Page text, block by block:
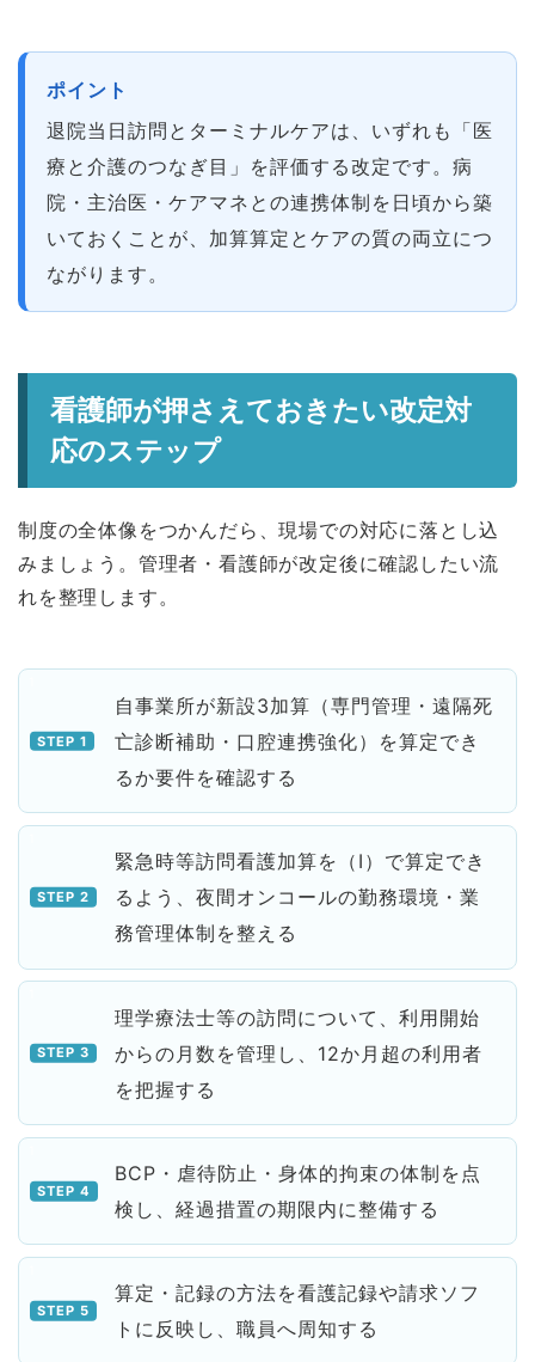
ポイント
退院当日訪問とターミナルケアは、いずれも「医
療と介護のつなぎ目」を評価する改定です。病
院・主治医・ケアマネとの連携体制を日頃から築
いておくことが、加算算定とケアの質の両立につ
ながります。
看護師が押さえておきたい改定対
応のステップ
制度の全体像をつかんだら、現場での対応に落とし込
みましょう。管理者・看護師が改定後に確認したい流
れを整理します。
自事業所が新設3加算（専門管理・遠隔死
亡診断補助・口腔連携強化）を算定でき
るか要件を確認する
緊急時等訪問看護加算を（Ⅰ）で算定でき
るよう、夜間オンコールの勤務環境・業
務管理体制を整える
理学療法士等の訪問について、利用開始
からの月数を管理し、12か月超の利用者
を把握する
BCP・虐待防止・身体的拘束の体制を点
検し、経過措置の期限内に整備する
算定・記録の方法を看護記録や請求ソフ
トに反映し、職員へ周知する